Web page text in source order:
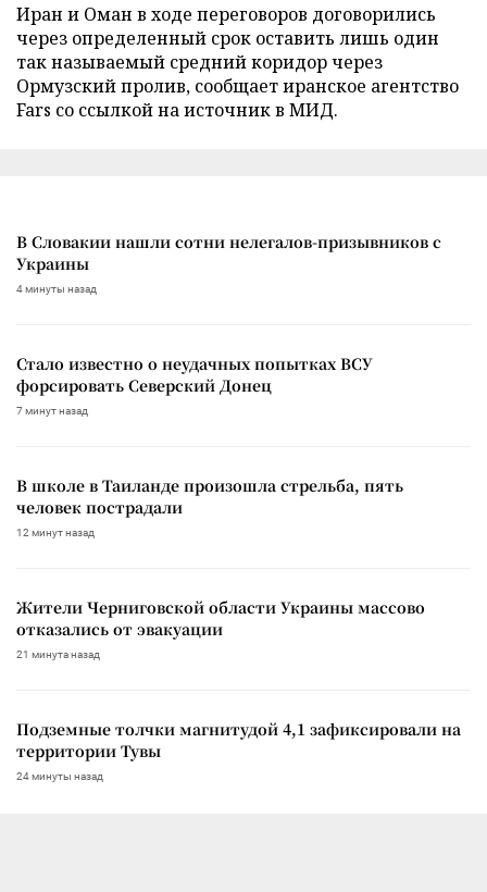
Иран и Оман в ходе переговоров договорились
через определенный срок оставить лишь один
так называемый средний коридор через
Ормузский пролив, сообщает иранское агентство
Fars со ссылкой на источник в МИД.
В Словакии нашли сотни нелегалов-призывников с
Украины
4 минуты назад
Стало известно о неудачных попытках ВСУ
форсировать Северский Донец
7 минут назад
В школе в Таиланде произошла стрельба, пять
человек пострадали
12 минут назад
Жители Черниговской области Украины массово
отказались от эвакуации
21 минута назад
Подземные толчки магнитудой 4,1 зафиксировали на
территории Тувы
24 минуты назад